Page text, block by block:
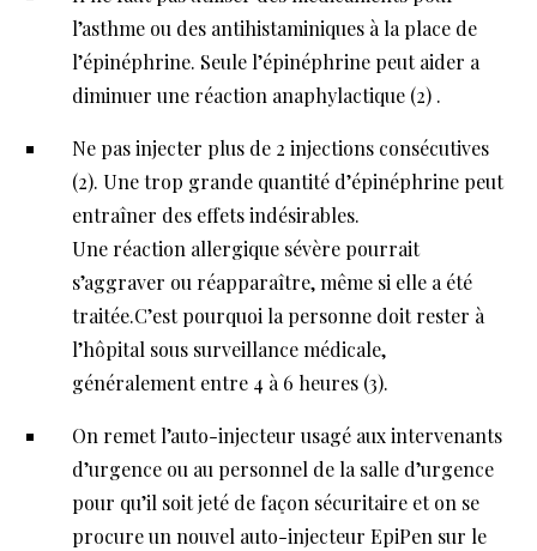
l’asthme ou des antihistaminiques à la place de
l’épinéphrine. Seule l’épinéphrine peut aider a
diminuer une réaction anaphylactique (2) .
Ne pas injecter plus de 2 injections consécutives
(2). Une trop grande quantité d’épinéphrine peut
entraîner des effets indésirables.
Une réaction allergique sévère pourrait
s’aggraver ou réapparaître, même si elle a été
traitée.C’est pourquoi la personne doit rester à
l’hôpital sous surveillance médicale,
généralement entre 4 à 6 heures (3).
On remet l’auto-injecteur usagé aux intervenants
d’urgence ou au personnel de la salle d’urgence
pour qu’il soit jeté de façon sécuritaire et on se
procure un nouvel auto-injecteur EpiPen sur le